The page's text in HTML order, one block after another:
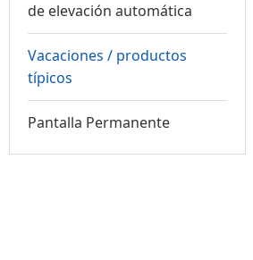
de elevación automática
Vacaciones / productos
típicos
Pantalla Permanente